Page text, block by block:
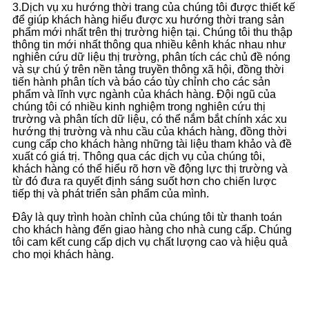
3.Dịch vụ xu hướng thời trang của chúng tôi được thiết kế
để giúp khách hàng hiểu được xu hướng thời trang sản
phẩm mới nhất trên thị trường hiện tại. Chúng tôi thu thập
thông tin mới nhất thông qua nhiều kênh khác nhau như
nghiên cứu dữ liệu thị trường, phân tích các chủ đề nóng
và sự chú ý trên nền tảng truyền thông xã hội, đồng thời
tiến hành phân tích và báo cáo tùy chỉnh cho các sản
phẩm và lĩnh vực ngành của khách hàng. Đội ngũ của
chúng tôi có nhiều kinh nghiệm trong nghiên cứu thị
trường và phân tích dữ liệu, có thể nắm bắt chính xác xu
hướng thị trường và nhu cầu của khách hàng, đồng thời
cung cấp cho khách hàng những tài liệu tham khảo và đề
xuất có giá trị. Thông qua các dịch vụ của chúng tôi,
khách hàng có thể hiểu rõ hơn về động lực thị trường và
từ đó đưa ra quyết định sáng suốt hơn cho chiến lược
tiếp thị và phát triển sản phẩm của mình.
Đây là quy trình hoàn chỉnh của chúng tôi từ thanh toán
cho khách hàng đến giao hàng cho nhà cung cấp. Chúng
tôi cam kết cung cấp dịch vụ chất lượng cao và hiệu quả
cho mọi khách hàng.